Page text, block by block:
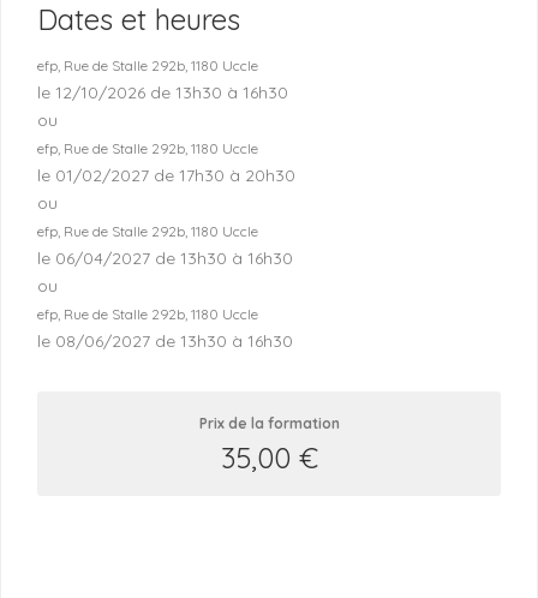
Dates et heures
efp, Rue de Stalle 292b, 1180 Uccle
le 12/10/2026 de 13h30 à 16h30
ou
efp, Rue de Stalle 292b, 1180 Uccle
le 01/02/2027 de 17h30 à 20h30
ou
efp, Rue de Stalle 292b, 1180 Uccle
le 06/04/2027 de 13h30 à 16h30
ou
efp, Rue de Stalle 292b, 1180 Uccle
le 08/06/2027 de 13h30 à 16h30
Prix de la formation
35,00 €